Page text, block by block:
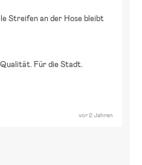
Streifen an der Hose bleibt
Qualität. Für die Stadt.
vor 2 Jahren